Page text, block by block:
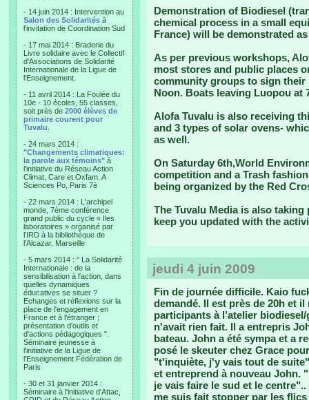
- 14 juin 2014 : Intervention au
Salon des Solidarités à
l'invitation de Coordination Sud
- 17 mai 2014 : Braderie du
Livre solidaire avec le Collectif
d'Associations de Solidarité
Internationale de la Ligue de
l'Enseignement.
- 11 avril 2014 : La Foulée du
10e - 10 écoles, 55 classes,
soit près de 2000 élèves de
primaire courent pour
Tuvalu
- 24 mars 2014 :
"Changements climatiques:
la parole aux témoins" à
l'initiative du Réseau Action
Climat, Care et Oxfam. A
Sciences Po, Paris 7è
- 22 mars 2014 : L'archipel
monde, 7ème conférence
grand public du cycle « Iles
laboratoires » organisé par
l'IRD à la bibliothèque de
l’Alcazar, Marseille
- 5 mars 2014 : " La Solidarité
Internationale : de la
sensibilisation à l'action, dans
quelles dynamiques
éducatives se situer ?
Echanges et réflexions sur la
place de l'engagement en
France et à l'étranger ;
présentation d'outils et
d'actions pédagogiques ".
Séminaire jeunesse à
l'initiative de la Ligue de
l'Enseignement Fédération de
Paris
- 30 et 31 janvier 2014 :
Séminaire à l'initiative d'Attac,
Demonstration of Biodiesel
chemical process in a small
France) will be demonstrated
As per previous workshops,
most stores and public places
community groups to sign their
Noon. Boats leaving Luopou at
Alofa Tuvalu is also receiving
and 3 types of solar ovens-
as well.
On Saturday 6th,World
competition and a Trash
being organized by the Red
The Tuvalu Media is also
keep you updated with the
jeudi 4 juin 2009
Fin de journée difficile. Kaio
demandé. Il est près de 20h et
participants à l’atelier
n'avait rien fait. Il a entrepris
bateau. John a été sympa et a
posé le skeuter chez Grace
"t'inquiète, j'y vais tout de
et entreprend à nouveau John.
je vais faire le sud et le
me suis fait stopper par les